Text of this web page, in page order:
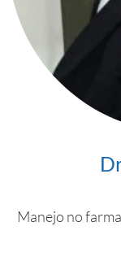
Manejo no